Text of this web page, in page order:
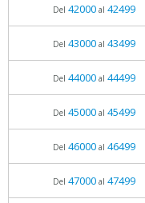
Del 42000al 42499
Del 43000al 43499
Del 44000al 44499
Del 45000al 45499
Del 46000al 46499
Del 47000al 47499